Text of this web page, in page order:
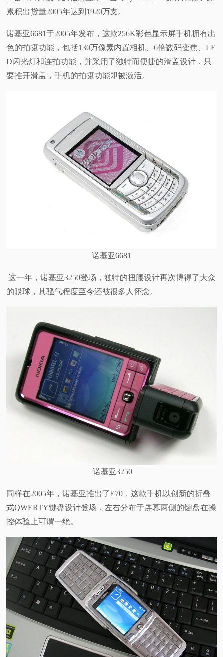
累积出货量2005年达到1920万支。
诺基亚6681于2005年发布，这款256K彩色显示屏手机拥有出
色的拍摄功能，包括130万像素内置相机、6倍数码变焦、LE
D闪光灯和连拍功能，并采用了独特而便捷的滑盖设计，只
要推开滑盖，手机的拍摄功能即被激活。
诺基亚6681
这一年，诺基亚3250登场，独特的扭腰设计再次博得了大众
的眼球，其骚气程度至今还被很多人怀念。
诺基亚3250
同样在2005年，诺基亚推出了E70，这款手机以创新的折叠
式QWERTY键盘设计登场，左右分布于屏幕两侧的键盘在操
控体验上可谓一绝。